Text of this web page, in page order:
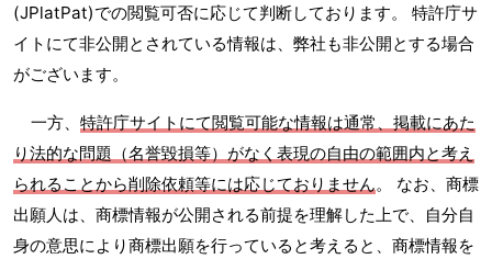
(JPlatPat)での閲覧可否に応じて判断しております。 特許庁サ
イトにて非公開とされている情報は、弊社も非公開とする場合
がございます。
一方、 特許庁サイトにて閲覧可能な情報は通常、掲載にあた
り法的な問題（名誉毀損等）がなく表現の自由の範囲内と考え
られることから削除依頼等には応じておりません。 なお、商標
出願人は、商標情報が公開される前提を理解した上で、自分自
身の意思により商標出願を行っていると考えると、商標情報を